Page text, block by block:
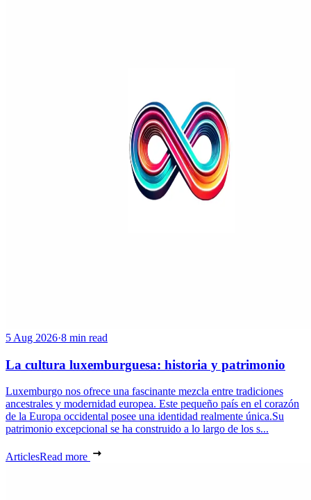
5 Aug 2026·8 min read
La cultura luxemburguesa: historia y patrimonio
Luxemburgo nos ofrece una fascinante mezcla entre tradiciones
ancestrales y modernidad europea. Este pequeño país en el corazón
de la Europa occidental posee una identidad realmente única.Su
patrimonio excepcional se ha construido a lo largo de los s...
ArticlesRead more